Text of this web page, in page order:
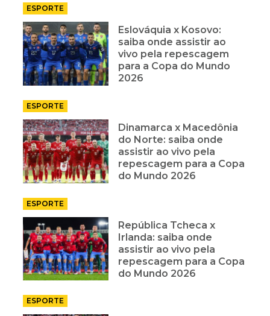
ESPORTE
Eslováquia x Kosovo:
saiba onde assistir ao
vivo pela repescagem
para a Copa do Mundo
2026
ESPORTE
Dinamarca x Macedônia
do Norte: saiba onde
assistir ao vivo pela
repescagem para a Copa
do Mundo 2026
ESPORTE
República Tcheca x
Irlanda: saiba onde
assistir ao vivo pela
repescagem para a Copa
do Mundo 2026
ESPORTE